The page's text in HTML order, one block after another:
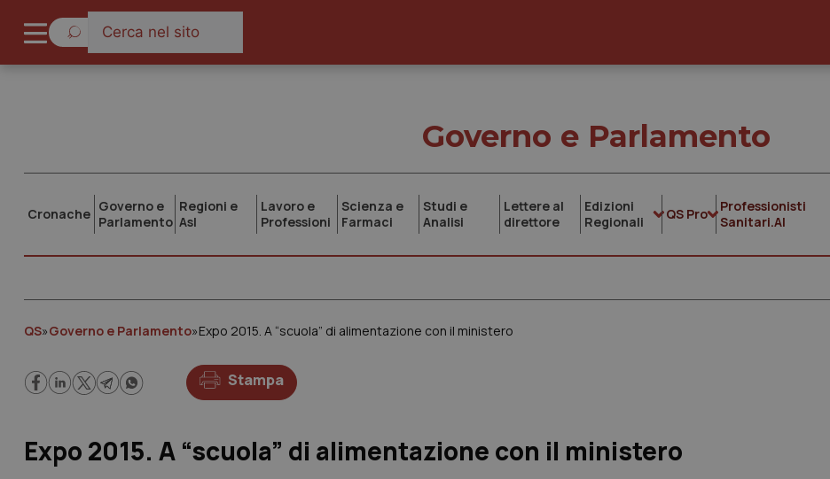
Governo e Parlamento
Cronache Governo e
Parlamento
Regioni e
Asl
Lavoro e
Professioni
Scienza e
Farmaci
Studi e
Analisi
Lettere al
direttore
Edizioni
Regionali
QS Pro
Professionisti
Sanitari.AI
QS»Governo e Parlamento»Expo 2015. A “scuola” di alimentazione con il ministero
Stampa
Expo 2015. A “scuola” di alimentazione con il ministero